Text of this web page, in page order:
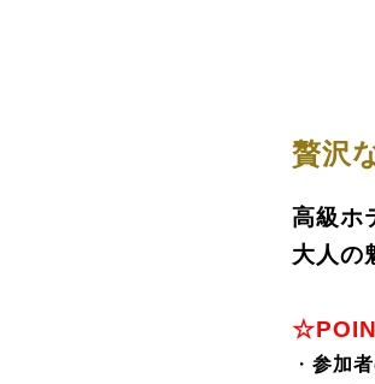
贅沢
高級ホ
大人の
・ 参加